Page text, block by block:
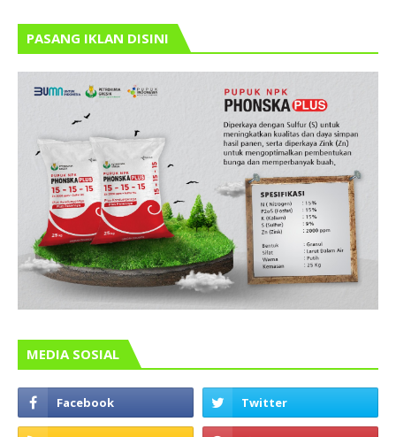
PASANG IKLAN DISINI
MEDIA SOSIAL